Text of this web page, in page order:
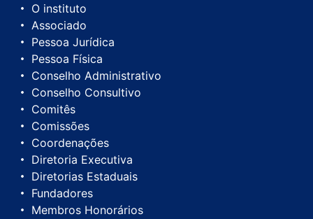
O instituto
Associado
Pessoa Jurídica
Pessoa Física
Conselho Administrativo
Conselho Consultivo
Comitês
Comissões
Coordenações
Diretoria Executiva
Diretorias Estaduais
Fundadores
Membros Honorários